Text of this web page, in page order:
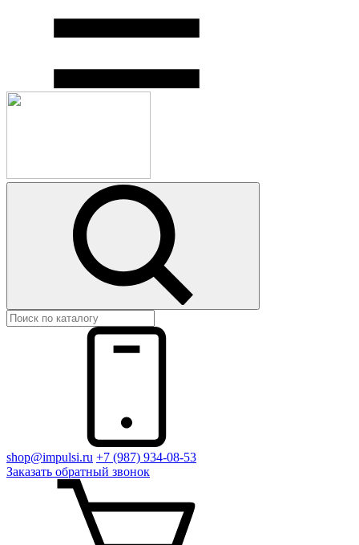
shop@impulsi.ru +7 (987) 934-08-53
Заказать обратный звонок